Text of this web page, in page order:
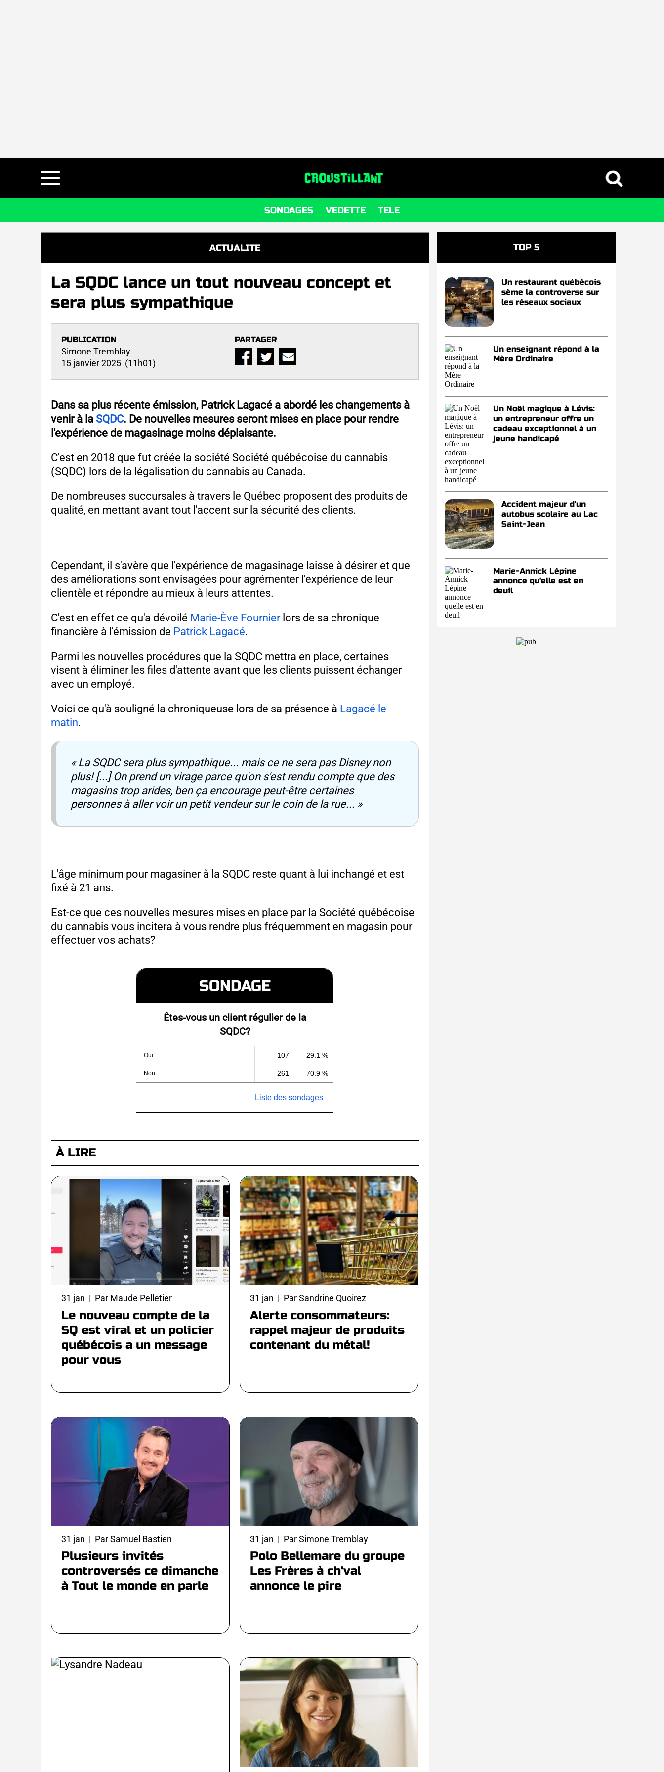
SONDAGES VEDETTE TELE
ACTUALITE
La SQDC lance un tout nouveau concept et
sera plus sympathique
PUBLICATION
Simone Tremblay
15 janvier 2025 (11h01)
PARTAGER
Dans sa plus récente émission, Patrick Lagacé a abordé les changements à
venir à la SQDC. De nouvelles mesures seront mises en place pour rendre
l'expérience de magasinage moins déplaisante.
C'est en 2018 que fut créée la société Société québécoise du cannabis
(SQDC) lors de la légalisation du cannabis au Canada.
De nombreuses succursales à travers le Québec proposent des produits de
qualité, en mettant avant tout l'accent sur la sécurité des clients.
Cependant, il s'avère que l'expérience de magasinage laisse à désirer et que
des améliorations sont envisagées pour agrémenter l'expérience de leur
clientèle et répondre au mieux à leurs attentes.
C'est en effet ce qu'a dévoilé Marie-Ève Fournierlors de sa chronique
financière à l'émission de Patrick Lagacé.
Parmi les nouvelles procédures que la SQDC mettra en place, certaines
visent à éliminer les files d'attente avant que les clients puissent échanger
avec un employé.
Voici ce qu'à souligné la chroniqueuse lors de sa présence à Lagacé le
matin.
« La SQDC sera plus sympathique... mais ce ne sera pas Disney non
plus! [...] On prend un virage parce qu'on s'est rendu compte que des
magasins trop arides, ben ça encourage peut-être certaines
personnes à aller voir un petit vendeur sur le coin de la rue... »
L'âge minimum pour magasiner à la SQDC reste quant à lui inchangé et est
fixé à 21 ans.
Est-ce que ces nouvelles mesures mises en place par la Société québécoise
du cannabis vous incitera à vous rendre plus fréquemment en magasin pour
effectuer vos achats?
SONDAGE
Êtes-vous un client régulier de la
SQDC?
Oui 107 29.1 %
Non 261 70.9 %
Liste des sondages
À LIRE
31 jan | Par Maude Pelletier
Le nouveau compte de la
SQ est viral et un policier
québécois a un message
pour vous
31 jan | Par Sandrine Quoirez
Alerte consommateurs:
rappel majeur de produits
contenant du métal!
31 jan | Par Samuel Bastien
Plusieurs invités
controversés ce dimanche
à Tout le monde en parle
31 jan | Par Simone Tremblay
Polo Bellemare du groupe
Les Frères à ch'val
annonce le pire
TOP 5
Un restaurant québécois
sème la controverse sur
les réseaux sociaux
Un enseignant répond à la
Mère Ordinaire
Un Noël magique à Lévis:
un entrepreneur offre un
cadeau exceptionnel à un
jeune handicapé
Accident majeur d'un
autobus scolaire au Lac
Saint-Jean
Marie-Annick Lépine
annonce qu'elle est en
deuil